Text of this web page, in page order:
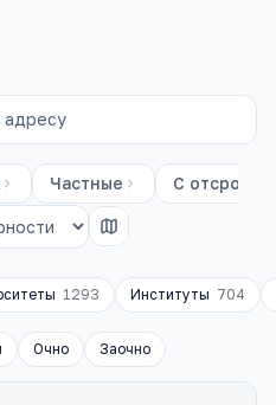
Частные С
1293 Институты 704
Очно Заочно